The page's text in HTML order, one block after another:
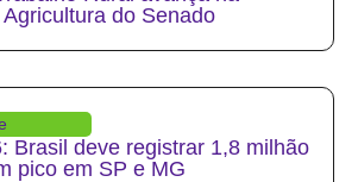
do Senado
Brasil deve registrar 1,8 milhão
pico em SP e MG